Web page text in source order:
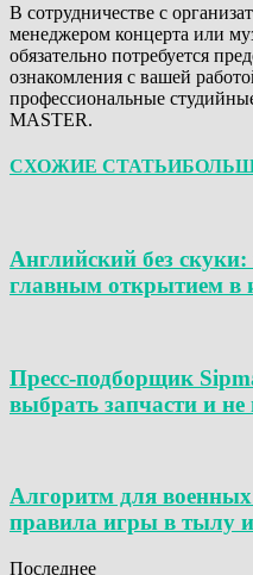
В сотрудничестве с
менеджером концерта или
обязательно потребуется
ознакомления с вашей
профессиональные
MASTER.
СХОЖИЕ СТАТЬИ
Английский без
главным открытием в
Пресс-подборщик
выбрать запчасти и
Алгоритм для
правила игры в тылу
Последнее